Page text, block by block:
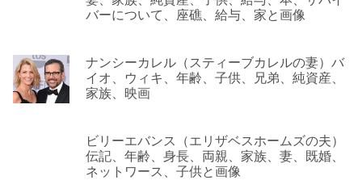
バーについて、座礁、給与、家と画像
ナンシーカレル（スティーブカレルの妻）バ
イオ、ウィキ、年齢、子供、兄弟、純資産、
家族、映画
ビリーエバンス（エリザベスホームズの夫）
伝記、年齢、身長、両親、家族、妻、既婚、
ネットワース、子供と画像